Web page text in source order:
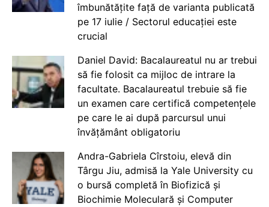
îmbunătățite față de varianta publicată
pe 17 iulie / Sectorul educației este
crucial
Daniel David: Bacalaureatul nu ar trebui
să fie folosit ca mijloc de intrare la
facultate. Bacalaureatul trebuie să fie
un examen care certifică competențele
pe care le ai după parcursul unui
învățământ obligatoriu
Andra-Gabriela Cîrstoiu, elevă din
Târgu Jiu, admisă la Yale University cu
o bursă completă în Biofizică și
Biochimie Moleculară și Computer